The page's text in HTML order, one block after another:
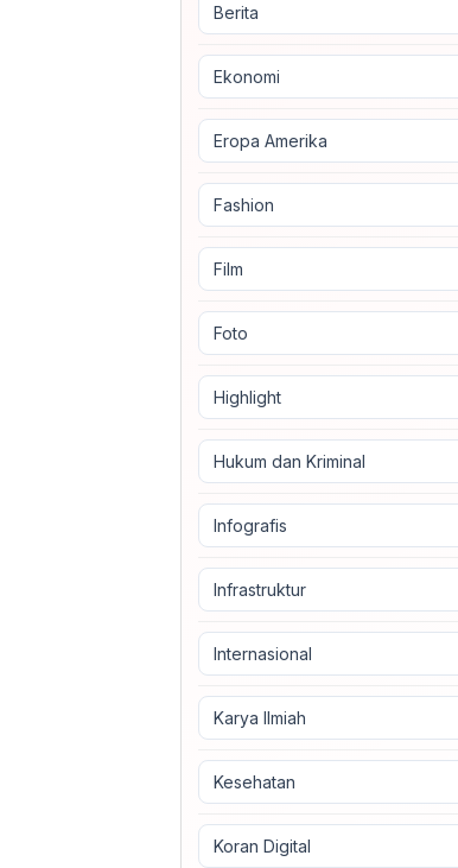
Berita
Ekonomi
Eropa Amerika
Fashion
Film
Foto
Highlight
Hukum dan Kriminal
Infografis
Infrastruktur
Internasional
Karya Ilmiah
Kesehatan
Koran Digital